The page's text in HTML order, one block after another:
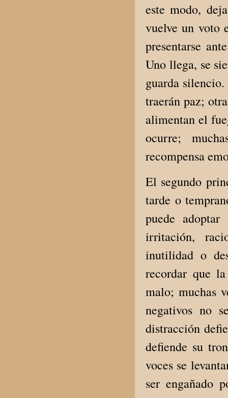
este modo,
vuelve un voto
presentarse
Uno llega, se
guarda silencio.
traerán paz;
alimentan el
ocurre;
recompensa
El segundo
tarde o
puede
irritación,
inutilidad o
recordar que
malo; muchas
negativos no
distracción
defiende su
voces se
ser engañado